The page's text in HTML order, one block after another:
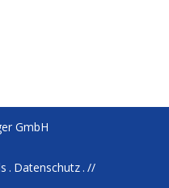
GmbH
Datenschutz //